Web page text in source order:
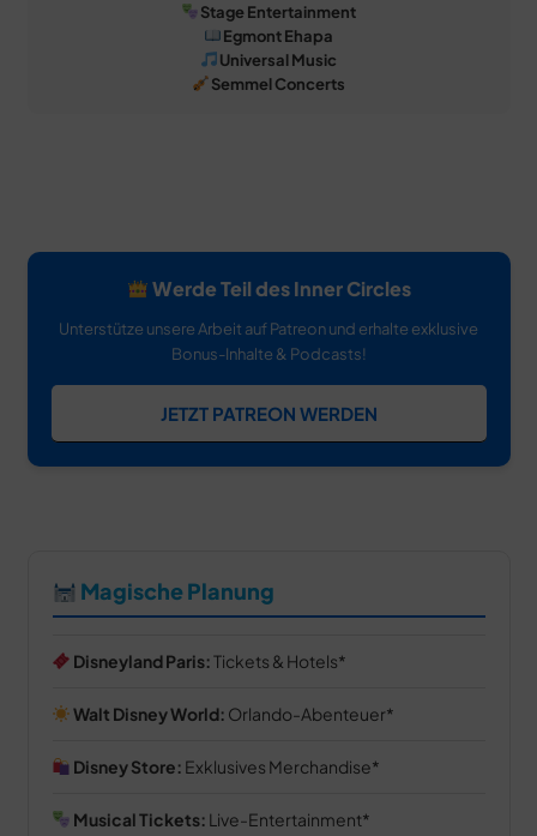
Stage Entertainment
Egmont Ehapa
Universal Music
Semmel Concerts
Werde Teil des Inner Circles
Unterstütze unsere Arbeit auf Patreon und erhalte exklusive
Bonus-Inhalte & Podcasts!
JETZT PATREON WERDEN
Magische Planung
Disneyland Paris:Tickets & Hotels
Walt Disney World: Orlando-Abenteuer
Disney Store: Exklusives Merchandise
Musical Tickets: Live-Entertainment